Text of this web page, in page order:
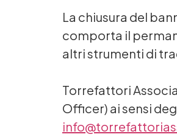
La chiusura del
comporta il
altri strumenti di
Torrefattori
Officer) ai sensi